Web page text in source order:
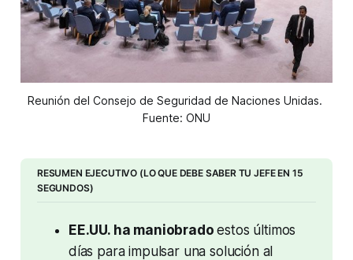
Reunión del Consejo de Seguridad de Naciones Unidas.
Fuente: ONU
RESUMEN EJECUTIVO (LO QUE DEBE SABER TU JEFE EN 15
SEGUNDOS)
EE.UU. ha maniobrado estos últimos
días para impulsar una solución al